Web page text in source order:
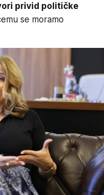
privid političke
se moramo